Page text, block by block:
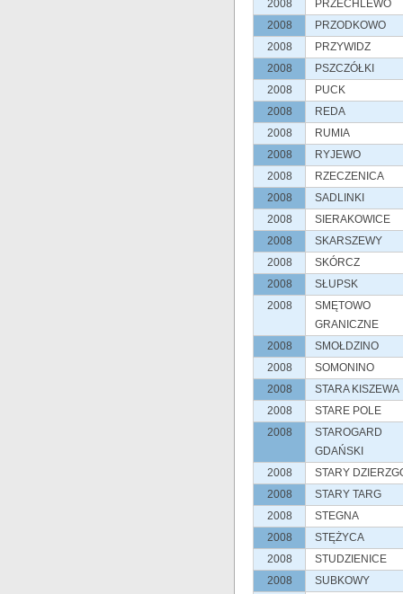
2008
PRZECHLEWO
2008
PRZODKOWO
2008
PRZYWIDZ
2008
PSZCZÓŁKI
2008
PUCK
2008
REDA
2008
RUMIA
2008
RYJEWO
2008
RZECZENICA
2008
SADLINKI
2008
SIERAKOWICE
2008
SKARSZEWY
2008
SKÓRCZ
2008
SŁUPSK
2008
SMĘTOWO
GRANICZNE
2008
SMOŁDZINO
2008
SOMONINO
2008
STARA KISZEWA
2008
STARE POLE
2008
STAROGARD
GDAŃSKI
2008
STARY
2008
STARY TARG
2008
STEGNA
2008
STĘŻYCA
2008
STUDZIENICE
2008
SUBKOWY